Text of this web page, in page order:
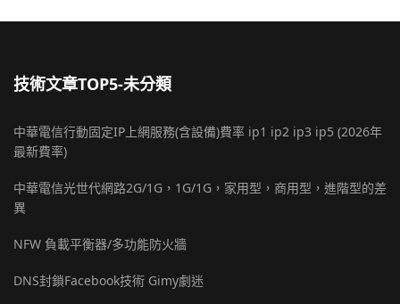
技術文章TOP5-未分類
中華電信行動固定IP上網服務(含設備)費率 ip1 ip2 ip3 ip5 (2026年
最新費率)
中華電信光世代網路2G/1G，1G/1G，家用型，商用型，進階型的差
異
NFW 負載平衡器/多功能防火牆
DNS封鎖Facebook技術 Gimy劇迷